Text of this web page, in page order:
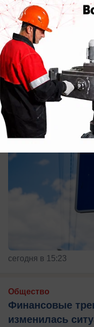
сегодня в 16:40
Общество
4,4 миллиона
платных
Владельцы авто -
сегодня в 15:23
Общество
Финансовые
изменилась